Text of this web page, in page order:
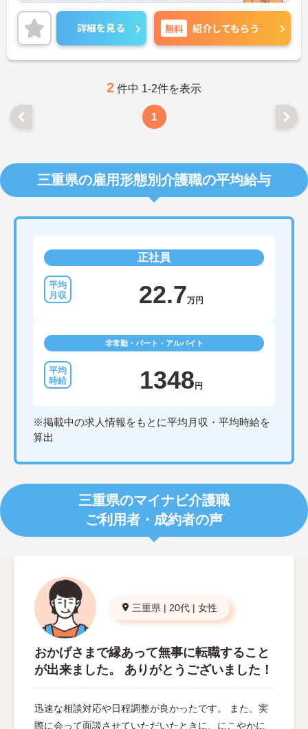
介護支援専門員の資格取得支援制度（勤続1年経過
後）もあり、スキルアップを望まれる方にもおすす
めの求人です。ご興味をお持ちの方には詳細の情報
や面接のポイントをお伝えしますのでお気軽にお問
い合わせくださいませ。
詳細を見る 無料 紹介してもらう
2 件中 1-2件を表示
1
三重県の雇用形態別介護職の平均給与
正社員
22.7万円
非常勤・パート・アルバイト
1348 円
※掲載中の求人情報をもとに平均月収・平均時給を
算出
三重県のマイナビ介護職
ご利用者・成約者の声
三重県 | 20代 | 女性
おかげさまで縁あって無事に転職すること
が出来ました。 ありがとうございました！
迅速な相談対応や日程調整が良かったです。 また、実
際に会って面談させていただいたときに、にこやかに